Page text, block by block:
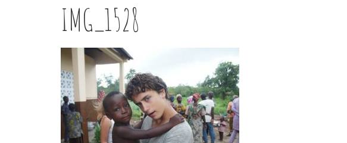
IMG_1528